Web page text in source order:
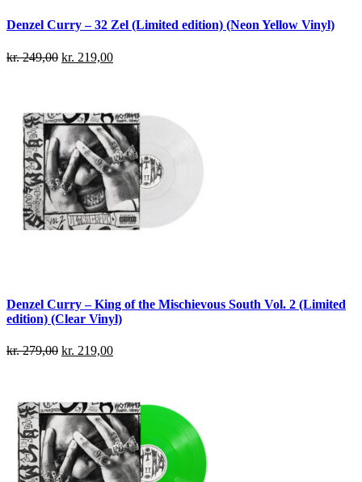
Denzel Curry – 32 Zel (Limited edition) (Neon Yellow Vinyl)
kr.249,00 kr. 219,00
Denzel Curry – King of the Mischievous South Vol. 2 (Limited
edition) (Clear Vinyl)
kr.279,00 kr. 219,00